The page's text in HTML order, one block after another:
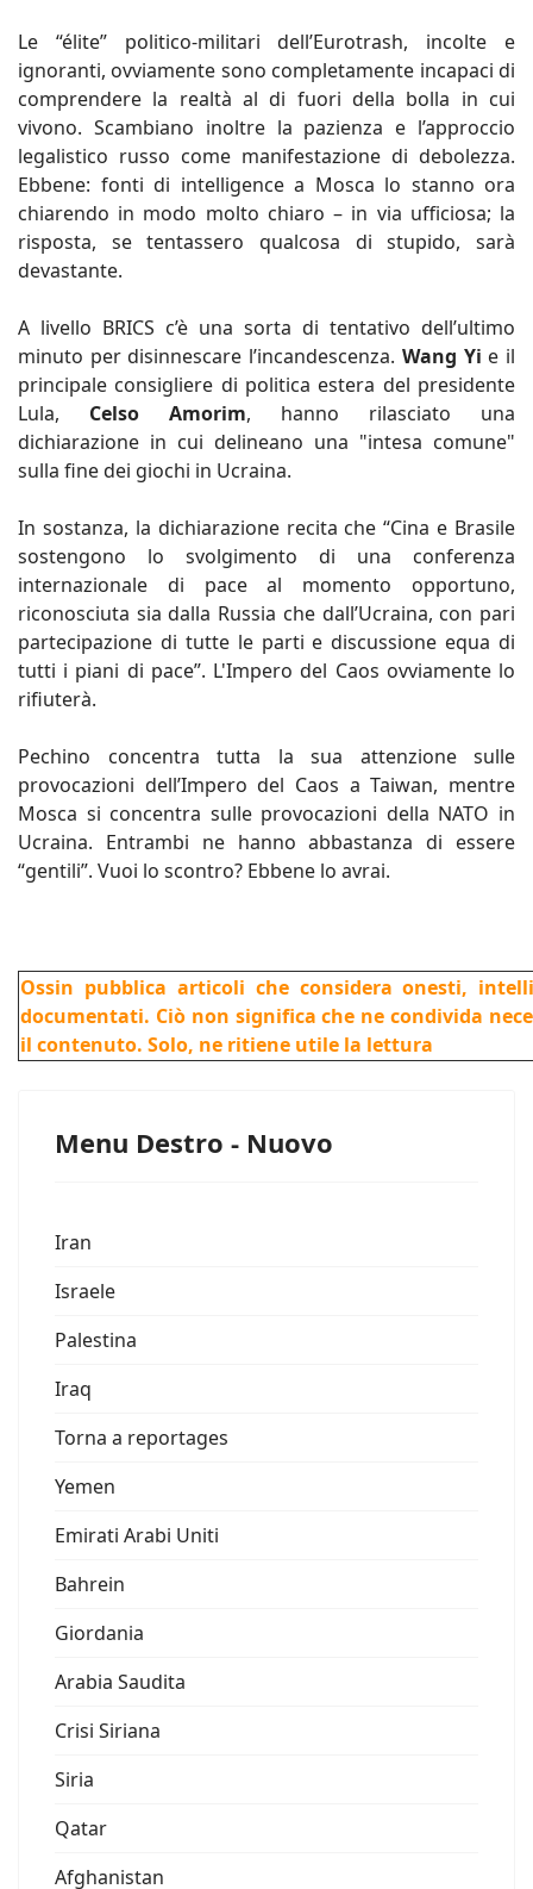
Le “élite” politico-militari dell’Eurotrash, incolte e
ignoranti, ovviamente sono completamente incapaci di
comprendere la realtà al di fuori della bolla in cui
vivono. Scambiano inoltre la pazienza e l’approccio
legalistico russo come manifestazione di debolezza.
Ebbene: fonti di intelligence a Mosca lo stanno ora
chiarendo in modo molto chiaro – in via ufficiosa; la
risposta, se tentassero qualcosa di stupido, sarà
devastante.
A livello BRICS c’è una sorta di tentativo dell’ultimo
minuto per disinnescare l’incandescenza. Wang Yi e il
principale consigliere di politica estera del presidente
Lula, Celso Amorim, hanno rilasciato una
dichiarazione in cui delineano una "intesa comune"
sulla fine dei giochi in Ucraina.
In sostanza, la dichiarazione recita che “Cina e Brasile
sostengono lo svolgimento di una conferenza
internazionale di pace al momento opportuno,
riconosciuta sia dalla Russia che dall’Ucraina, con pari
partecipazione di tutte le parti e discussione equa di
tutti i piani di pace”. L'Impero del Caos ovviamente lo
rifiuterà.
Pechino concentra tutta la sua attenzione sulle
provocazioni dell’Impero del Caos a Taiwan, mentre
Mosca si concentra sulle provocazioni della NATO in
Ucraina. Entrambi ne hanno abbastanza di essere
“gentili”. Vuoi lo scontro? Ebbene lo avrai.
Ossin pubblica articoli che considera onesti,
documentati. Ciò non significa che ne condivida
il contenuto. Solo, ne ritiene utile la lettura
Menu Destro - Nuovo
Iran
Israele
Palestina
Iraq
Torna a reportages
Yemen
Emirati Arabi Uniti
Bahrein
Giordania
Arabia Saudita
Crisi Siriana
Siria
Qatar
Afghanistan